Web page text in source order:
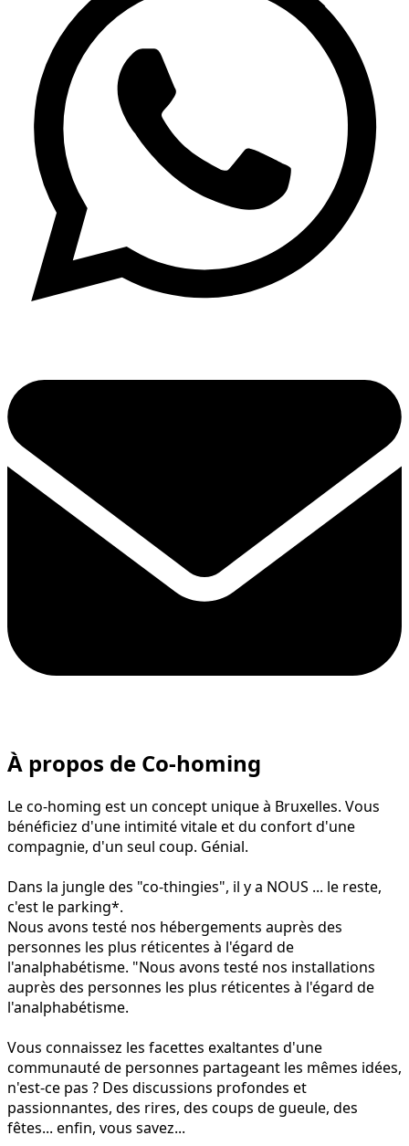
À propos de Co-homing
Le co-homing est un concept unique à Bruxelles. Vous
bénéficiez d'une intimité vitale et du confort d'une
compagnie, d'un seul coup. Génial.
Dans la jungle des "co-thingies", il y a NOUS ... le reste,
c'est le parking*.
Nous avons testé nos hébergements auprès des
personnes les plus réticentes à l'égard de
l'analphabétisme. "Nous avons testé nos installations
auprès des personnes les plus réticentes à l'égard de
l'analphabétisme.
Vous connaissez les facettes exaltantes d'une
communauté de personnes partageant les mêmes idées,
n'est-ce pas ? Des discussions profondes et
passionnantes, des rires, des coups de gueule, des
fêtes... enfin, vous savez...